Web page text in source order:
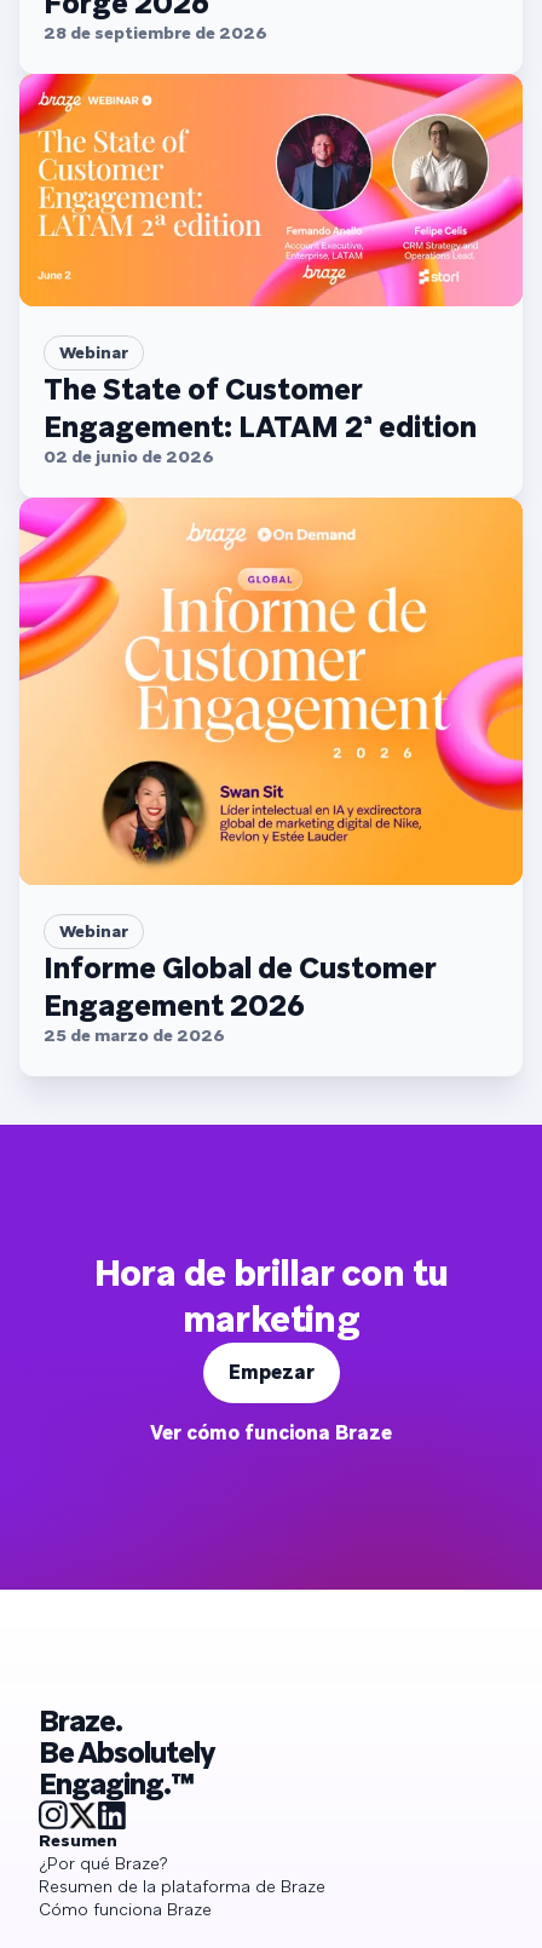
28 de septiembre de 2026
Webinar
The State of Customer
Engagement: LATAM 2ª edition
02 de junio de 2026
Webinar
Informe Global de Customer
Engagement 2026
25 de marzo de 2026
Hora de brillar con tu
marketing
Empezar
Ver cómo funciona Braze
Braze.
Be Absolutely
Engaging.™
Resumen
¿Por qué Braze?
Resumen de la plataforma de Braze
Cómo funciona Braze